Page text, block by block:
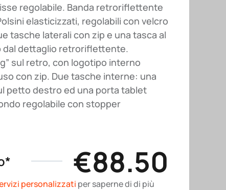
regolabile. Banda retroriflettente
elasticizzati, regolabili con velcro
tasche laterali con zip e una tasca al
dal dettaglio retroriflettente.
sul retro, con logotipo interno
con zip. Due tasche interne: una
petto destro ed una porta tablet
regolabile con stopper
€88.50
personalizzati per saperne di di più